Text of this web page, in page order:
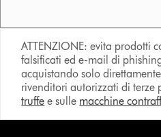
ATTENZIONE: evita prodotti
falsificati ed e-mail di
acquistando solo
rivenditori autorizzati di terze
truffe e sulle macchine